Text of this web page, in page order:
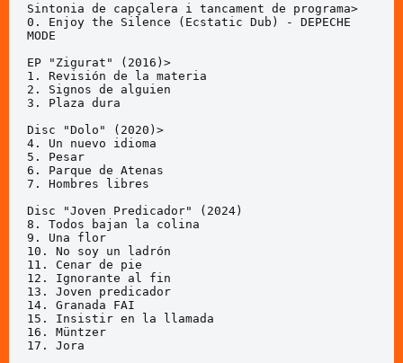
Sintonia de capçalera i tancament de programa>
0. Enjoy the Silence (Ecstatic Dub) - DEPECHE
MODE
EP "Zigurat" (2016)>
1. Revisión de la materia
2. Signos de alguien
3. Plaza dura
Disc "Dolo" (2020)>
4. Un nuevo idioma
5. Pesar
6. Parque de Atenas
7. Hombres libres
Disc "Joven Predicador" (2024)
8. Todos bajan la colina
9. Una flor
10. No soy un ladrón
11. Cenar de pie
12. Ignorante al fin
13. Joven predicador
14. Granada FAI
15. Insistir en la llamada
16. Müntzer
17. Jora